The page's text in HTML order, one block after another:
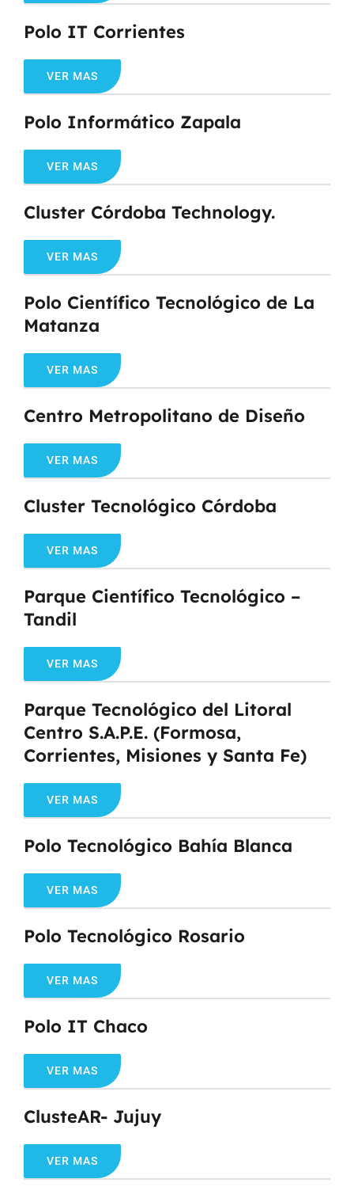
Polo IT Corrientes
VER MAS
Polo Informático Zapala
VER MAS
Cluster Córdoba Technology.
VER MAS
Polo Científico Tecnológico de La
Matanza
VER MAS
Centro Metropolitano de Diseño
VER MAS
Cluster Tecnológico Córdoba
VER MAS
Parque Científico Tecnológico –
Tandil
VER MAS
Parque Tecnológico del Litoral
Centro S.A.P.E. (Formosa,
Corrientes, Misiones y Santa Fe)
VER MAS
Polo Tecnológico Bahía Blanca
VER MAS
Polo Tecnológico Rosario
VER MAS
Polo IT Chaco
VER MAS
ClusteAR- Jujuy
VER MAS